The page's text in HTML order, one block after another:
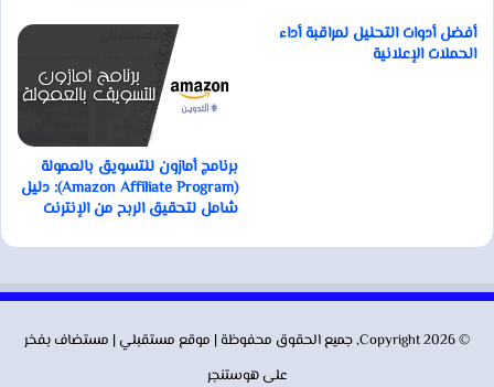
أفضل أدوات التحليل لمراقبة أداء
الحملات الإعلانية
برنامج أمازون للتسويق بالعمولة
(Amazon Affiliate Program): دليل
شامل لتحقيق الربح من الإنترنت
© Copyright 2026, جميع الحقوق محفوظة | موقع مستقبلي| مستضاف بفخر
علىهوستنجر